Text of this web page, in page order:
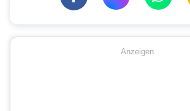
Anzeigen